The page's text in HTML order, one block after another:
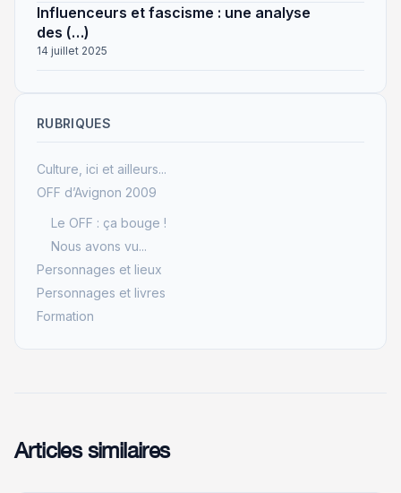
Influenceurs et fascisme : une analyse
des (…)
14 juillet 2025
RUBRIQUES
Culture, ici et ailleurs...
OFF d’Avignon 2009
Le OFF : ça bouge !
Nous avons vu...
Personnages et lieux
Personnages et livres
Formation
Articles similaires